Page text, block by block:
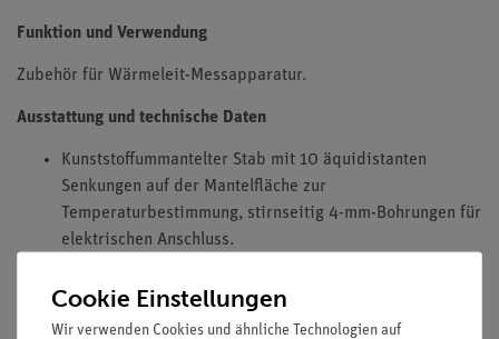
Funktion und Verwendung
Zubehör für Wärmeleit-Messapparatur.
Ausstattung und technische Daten
Kunststoffummantelter Stab mit 10 äquidistanten
Senkungen auf der Mantelfläche zur
Temperaturbestimmung, stirnseitig 4-mm-Bohrungen für
elektrischen Anschluss.
Stabduchmesser: 25 mm.
Cookie Einstellungen
Wir verwenden Cookies und ähnliche Technologien auf